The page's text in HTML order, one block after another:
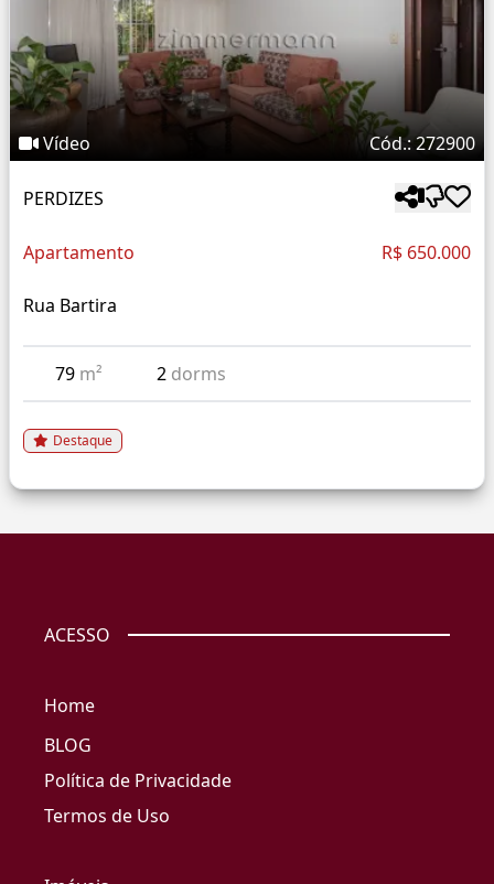
Vídeo Cód.: 272900
PERDIZES
Apartamento R$ 650.000
Rua Bartira
79 m² 2 dorms
Destaque
ACESSO
Home
BLOG
Política de Privacidade
Termos de Uso